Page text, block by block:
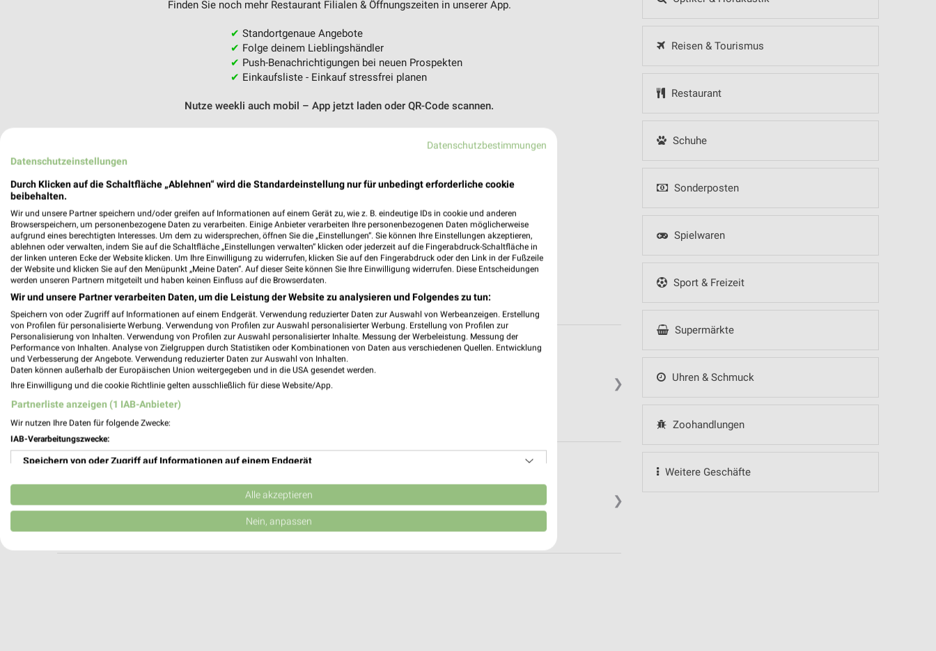
Reisen & Tourismus
Restaurant
Schuhe
Sonderposten
Spielwaren
Sport & Freizeit
Supermärkte
Uhren & Schmuck
Zoohandlungen
Weitere Geschäfte
Finden Sie noch mehr Restaurant Filialen & Öffnungszeiten in unserer App.
✔ Standortgenaue Angebote
✔ Folge deinem Lieblingshändler
✔ Push-Benachrichtigungen bei neuen Prospekten
✔ Einkaufsliste - Einkauf stressfrei planen
Nutze weekli auch mobil – App jetzt laden oder QR-Code scannen.
❯
Subway Chemnitz
Thomas-Mann-Platz 1
09130 Chemnitz
Heute 10:00 - 20:00 Uhr |
188,83 km
❯
Freddy Fresh Pizza Chemnitz-Ost
Heute 10:00 - 22:00 Uhr | Schließt in 26 Min.
Datenschutzbestimmungen
Datenschutzeinstellungen
Durch Klicken auf die Schaltfläche „Ablehnen“ wird die Standardeinstellung nur für unbedingt erforderliche cookie
beibehalten.
Wir und unsere Partner speichern und/oder greifen auf Informationen auf einem Gerät zu, wie z. B. eindeutige IDs in cookie und anderen
Browserspeichern, um personenbezogene Daten zu verarbeiten. Einige Anbieter verarbeiten Ihre personenbezogenen Daten möglicherweise
aufgrund eines berechtigten Interesses. Um dem zu widersprechen, öffnen Sie die „Einstellungen“. Sie können Ihre Einstellungen akzeptieren,
ablehnen oder verwalten, indem Sie auf die Schaltfläche „Einstellungen verwalten“ klicken oder jederzeit auf die Fingerabdruck-Schaltfläche in
der linken unteren Ecke der Website klicken. Um Ihre Einwilligung zu widerrufen, klicken Sie auf den Fingerabdruck oder den Link in der Fußzeile
der Website und klicken Sie auf den Menüpunkt „Meine Daten“. Auf dieser Seite können Sie Ihre Einwilligung widerrufen. Diese Entscheidungen
werden unseren Partnern mitgeteilt und haben keinen Einfluss auf die Browserdaten.
Wir und unsere Partner verarbeiten Daten, um die Leistung der Website zu analysieren und Folgendes zu tun:
Speichern von oder Zugriff auf Informationen auf einem Endgerät. Verwendung reduzierter Daten zur Auswahl von Werbeanzeigen. Erstellung
von Profilen für personalisierte Werbung. Verwendung von Profilen zur Auswahl personalisierter Werbung. Erstellung von Profilen zur
Personalisierung von Inhalten. Verwendung von Profilen zur Auswahl personalisierter Inhalte. Messung der Werbeleistung. Messung der
Performance von Inhalten. Analyse von Zielgruppen durch Statistiken oder Kombinationen von Daten aus verschiedenen Quellen. Entwicklung
und Verbesserung der Angebote. Verwendung reduzierter Daten zur Auswahl von Inhalten.
Daten können außerhalb der Europäischen Union weitergegeben und in die USA gesendet werden.
Ihre Einwilligung und die cookie Richtlinie gelten ausschließlich für diese Website/App.
Partnerliste anzeigen (1 IAB-Anbieter)
Wir nutzen Ihre Daten für folgende Zwecke:
IAB-Verarbeitungszwecke:
Speichern von oder Zugriff auf Informationen auf einem Endgerät
Verwendung reduzierter Daten zur Auswahl von Werbeanzeigen
Erstellung von Profilen für personalisierte Werbung
Alle akzeptieren
Nein, anpassen